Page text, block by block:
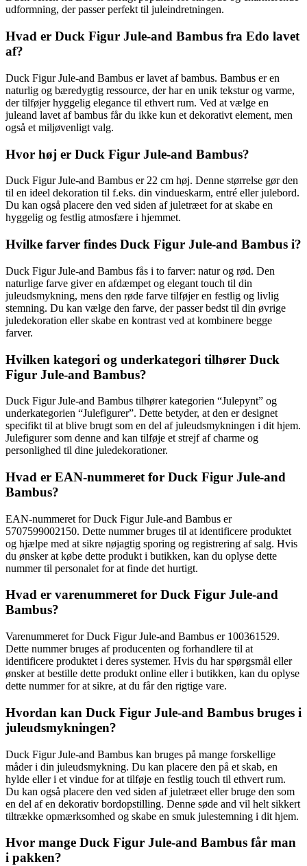
udformning, der passer perfekt til juleindretningen.
Hvad er Duck Figur Jule-and Bambus fra Edo lavet
af?
Duck Figur Jule-and Bambus er lavet af bambus. Bambus er en
naturlig og bæredygtig ressource, der har en unik tekstur og varme,
der tilføjer hyggelig elegance til ethvert rum. Ved at vælge en
juleand lavet af bambus får du ikke kun et dekorativt element, men
også et miljøvenligt valg.
Hvor høj er Duck Figur Jule-and Bambus?
Duck Figur Jule-and Bambus er 22 cm høj. Denne størrelse gør den
til en ideel dekoration til f.eks. din vindueskarm, entré eller julebord.
Du kan også placere den ved siden af ​​juletræet for at skabe en
hyggelig og festlig atmosfære i hjemmet.
Hvilke farver findes Duck Figur Jule-and Bambus i?
Duck Figur Jule-and Bambus fås i to farver: natur og rød. Den
naturlige farve giver en afdæmpet og elegant touch til din
juleudsmykning, mens den røde farve tilføjer en festlig og livlig
stemning. Du kan vælge den farve, der passer bedst til din øvrige
juledekoration eller skabe en kontrast ved at kombinere begge
farver.
Hvilken kategori og underkategori tilhører Duck
Figur Jule-and Bambus?
Duck Figur Jule-and Bambus tilhører kategorien “Julepynt” og
underkategorien “Julefigurer”. Dette betyder, at den er designet
specifikt til at blive brugt som en del af juleudsmykningen i dit hjem.
Julefigurer som denne and kan tilføje et strejf af charme og
personlighed til dine juledekorationer.
Hvad er EAN-nummeret for Duck Figur Jule-and
Bambus?
EAN-nummeret for Duck Figur Jule-and Bambus er
5707599002150. Dette nummer bruges til at identificere produktet
og hjælpe med at sikre nøjagtig sporing og registrering af salg. Hvis
du ønsker at købe dette produkt i butikken, kan du oplyse dette
nummer til personalet for at finde det hurtigt.
Hvad er varenummeret for Duck Figur Jule-and
Bambus?
Varenummeret for Duck Figur Jule-and Bambus er 100361529.
Dette nummer bruges af producenten og forhandlere til at
identificere produktet i deres systemer. Hvis du har spørgsmål eller
ønsker at bestille dette produkt online eller i butikken, kan du oplyse
dette nummer for at sikre, at du får den rigtige vare.
Hvordan kan Duck Figur Jule-and Bambus bruges i
juleudsmykningen?
Duck Figur Jule-and Bambus kan bruges på mange forskellige
måder i din juleudsmykning. Du kan placere den på et skab, en
hylde eller i et vindue for at tilføje en festlig touch til ethvert rum.
Du kan også placere den ved siden af ​​juletræet eller bruge den som
en del af en dekorativ bordopstilling. Denne søde and vil helt sikkert
tiltrække opmærksomhed og skabe en smuk julestemning i dit hjem.
Hvor mange Duck Figur Jule-and Bambus får man
i pakken?